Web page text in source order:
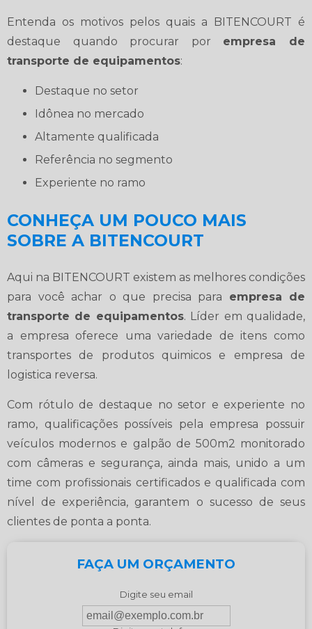
Entenda os motivos pelos quais a BITENCOURT é
destaque quando procurar por empresa de
transporte de equipamentos:
destaque no setor
idônea no mercado
altamente qualificada
referência no segmento
experiente no ramo
CONHEÇA UM POUCO MAIS
SOBRE A BITENCOURT
Aqui na BITENCOURT existem as melhores condições
para você achar o que precisa para empresa de
transporte de equipamentos. Líder em qualidade,
a empresa oferece uma variedade de itens como
transportes de produtos quimicos e empresa de
logistica reversa.
Com rótulo de destaque no setor e experiente no
ramo, qualificações possíveis pela empresa possuir
veículos modernos e galpão de 500m2 monitorado
com câmeras e segurança, ainda mais, unido a um
time com profissionais certificados e qualificada com
nível de experiência, garantem o sucesso de seus
clientes de ponta a ponta.
FAÇA UM ORÇAMENTO
Digite seu email